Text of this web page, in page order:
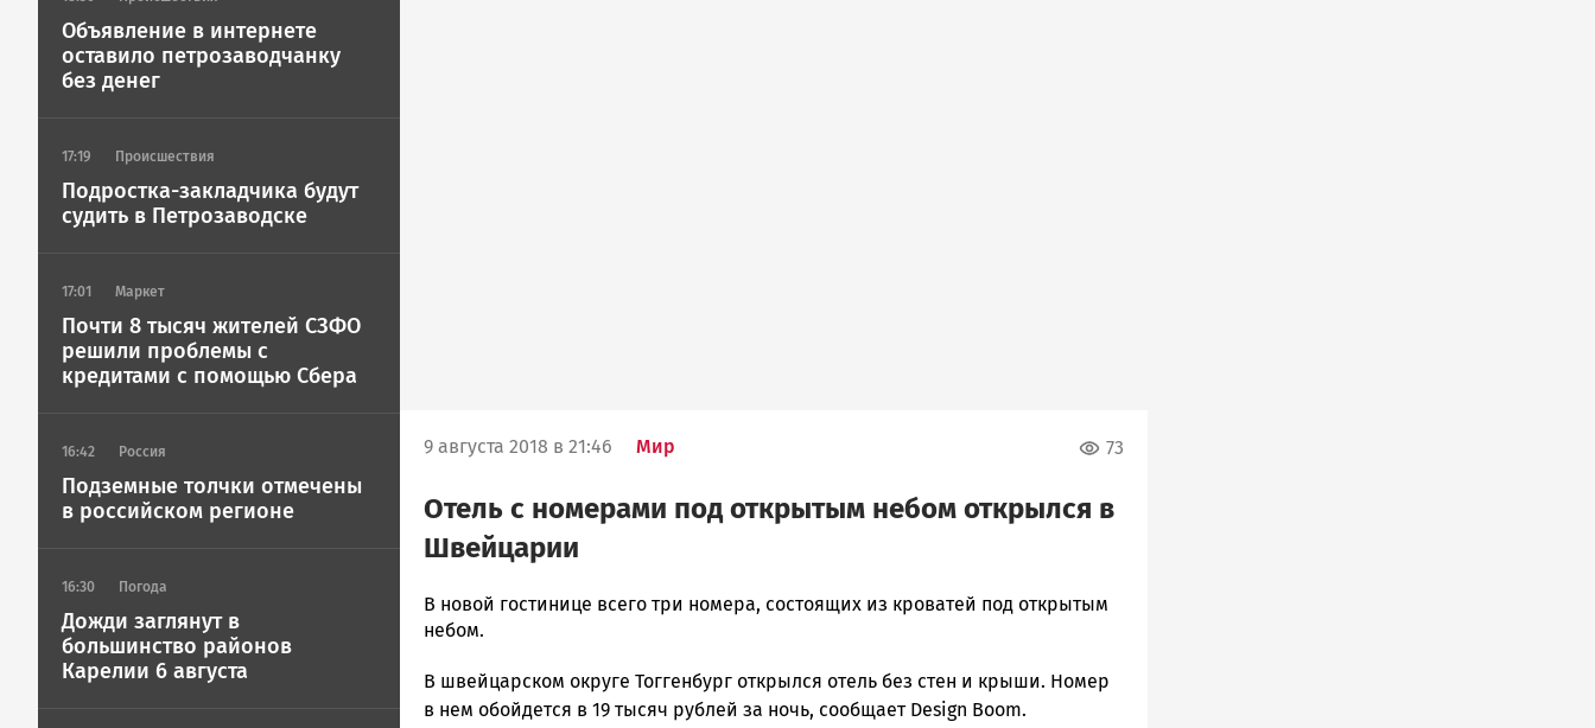
Объявление в интернете
оставило петрозаводчанку
без денег
17:19 Происшествия
Подростка-закладчика будут
судить в Петрозаводске
17:01 Маркет
Почти 8 тысяч жителей СЗФО
решили проблемы с
кредитами с помощью Сбера
16:42 Россия
Подземные толчки отмечены
в российском регионе
16:30 Погода
Дожди заглянут в
большинство районов
Карелии 6 августа
9 августа 2018 в 21:46 Мир 73
Отель с номерами под открытым небом открылся в
Швейцарии
Ольга
Гаврилова
Петрозаводска
и
В новой гостинице всего три номера, состоящих из кроватей под открытым
небом.
В швейцарском округе Тоггенбург открылся отель без стен и крыши. Номер
в нем обойдется в 19 тысяч рублей за ночь, сообщает Design Boom.